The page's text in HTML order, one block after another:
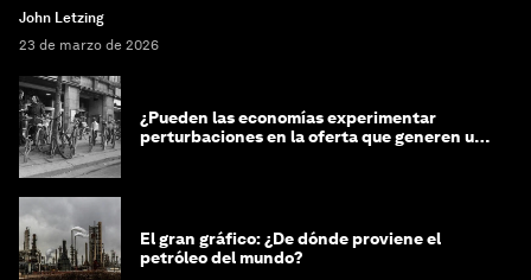
John Letzing
23 de marzo de 2026
¿Pueden las economías experimentar
perturbaciones en la oferta que generen un
El gran gráfico: ¿De dónde proviene el
petróleo del mundo?